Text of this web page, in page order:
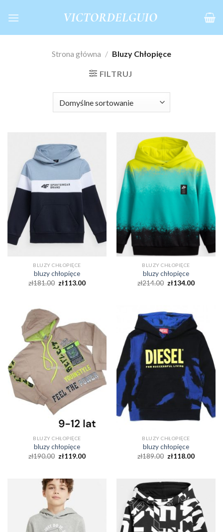
Strona główna / Bluzy Chłopięce
FILTRUJ
BLUZY CHŁOPIĘCE
bluzy chłopięce
zł181.00 zł113.00
BLUZY CHŁOPIĘCE
bluzy chłopięce
zł214.00 zł134.00
BLUZY CHŁOPIĘCE
bluzy chłopięce
zł190.00 zł119.00
BLUZY CHŁOPIĘCE
bluzy chłopięce
zł189.00 zł118.00